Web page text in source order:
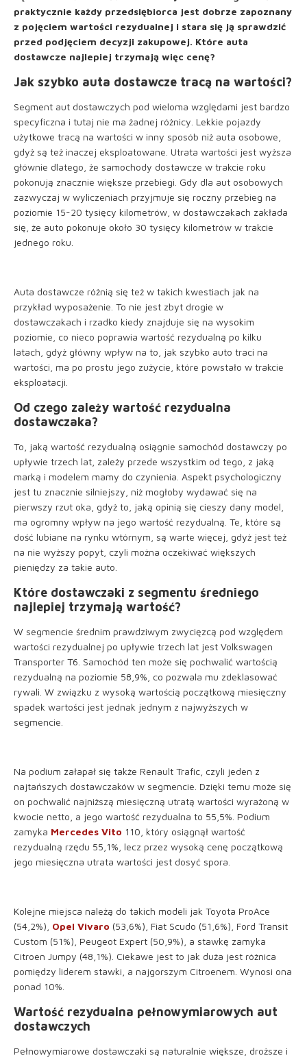
praktycznie każdy przedsiębiorca jest dobrze zapoznany
z pojęciem wartości rezydualnej i stara się ją sprawdzić
przed podjęciem decyzji zakupowej. Które auta
dostawcze najlepiej trzymają więc cenę?
Jak szybko auta dostawcze tracą na wartości?
Segment aut dostawczych pod wieloma względami jest bardzo
specyficzna i tutaj nie ma żadnej różnicy. Lekkie pojazdy
użytkowe tracą na wartości w inny sposób niż auta osobowe,
gdyż są też inaczej eksploatowane. Utrata wartości jest wyższa
głównie dlatego, że samochody dostawcze w trakcie roku
pokonują znacznie większe przebiegi. Gdy dla aut osobowych
zazwyczaj w wyliczeniach przyjmuje się roczny przebieg na
poziomie 15-20 tysięcy kilometrów, w dostawczakach zakłada
się, że auto pokonuje około 30 tysięcy kilometrów w trakcie
jednego roku.
Auta dostawcze różnią się też w takich kwestiach jak na
przykład wyposażenie. To nie jest zbyt drogie w
dostawczakach i rzadko kiedy znajduje się na wysokim
poziomie, co nieco poprawia wartość rezydualną po kilku
latach, gdyż główny wpływ na to, jak szybko auto traci na
wartości, ma po prostu jego zużycie, które powstało w trakcie
eksploatacji.
Od czego zależy wartość rezydualna
dostawczaka?
To, jaką wartość rezydualną osiągnie samochód dostawczy po
upływie trzech lat, zależy przede wszystkim od tego, z jaką
marką i modelem mamy do czynienia. Aspekt psychologiczny
jest tu znacznie silniejszy, niż mogłoby wydawać się na
pierwszy rzut oka, gdyż to, jaką opinią się cieszy dany model,
ma ogromny wpływ na jego wartość rezydualną. Te, które są
dość lubiane na rynku wtórnym, są warte więcej, gdyż jest też
na nie wyższy popyt, czyli można oczekiwać większych
pieniędzy za takie auto.
Które dostawczaki z segmentu średniego
najlepiej trzymają wartość?
W segmencie średnim prawdziwym zwycięzcą pod względem
wartości rezydualnej po upływie trzech lat jest Volkswagen
Transporter T6. Samochód ten może się pochwalić wartością
rezydualną na poziomie 58,9%, co pozwala mu zdeklasować
rywali. W związku z wysoką wartością początkową miesięczny
spadek wartości jest jednak jednym z najwyższych w
segmencie.
Na podium załapał się także Renault Trafic, czyli jeden z
najtańszych dostawczaków w segmencie. Dzięki temu może się
on pochwalić najniższą miesięczną utratą wartości wyrażoną w
kwocie netto, a jego wartość rezydualna to 55,5%. Podium
zamyka Mercedes Vito 110, który osiągnął wartość
rezydualną rzędu 55,1%, lecz przez wysoką cenę początkową
jego miesięczna utrata wartości jest dosyć spora.
Kolejne miejsca należą do takich modeli jak Toyota ProAce
(54,2%), Opel Vivaro (53,6%), Fiat Scudo (51,6%), Ford Transit
Custom (51%), Peugeot Expert (50,9%), a stawkę zamyka
Citroen Jumpy (48,1%). Ciekawe jest to jak duża jest różnica
pomiędzy liderem stawki, a najgorszym Citroenem. Wynosi ona
ponad 10%.
Wartość rezydualna pełnowymiarowych aut
dostawczych
Pełnowymiarowe dostawczaki są naturalnie większe, droższe i